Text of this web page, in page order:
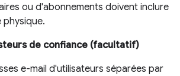
ou d'abonnements doivent inclure
physique.
de confiance (facultatif)
e-mail d'utilisateurs séparées par